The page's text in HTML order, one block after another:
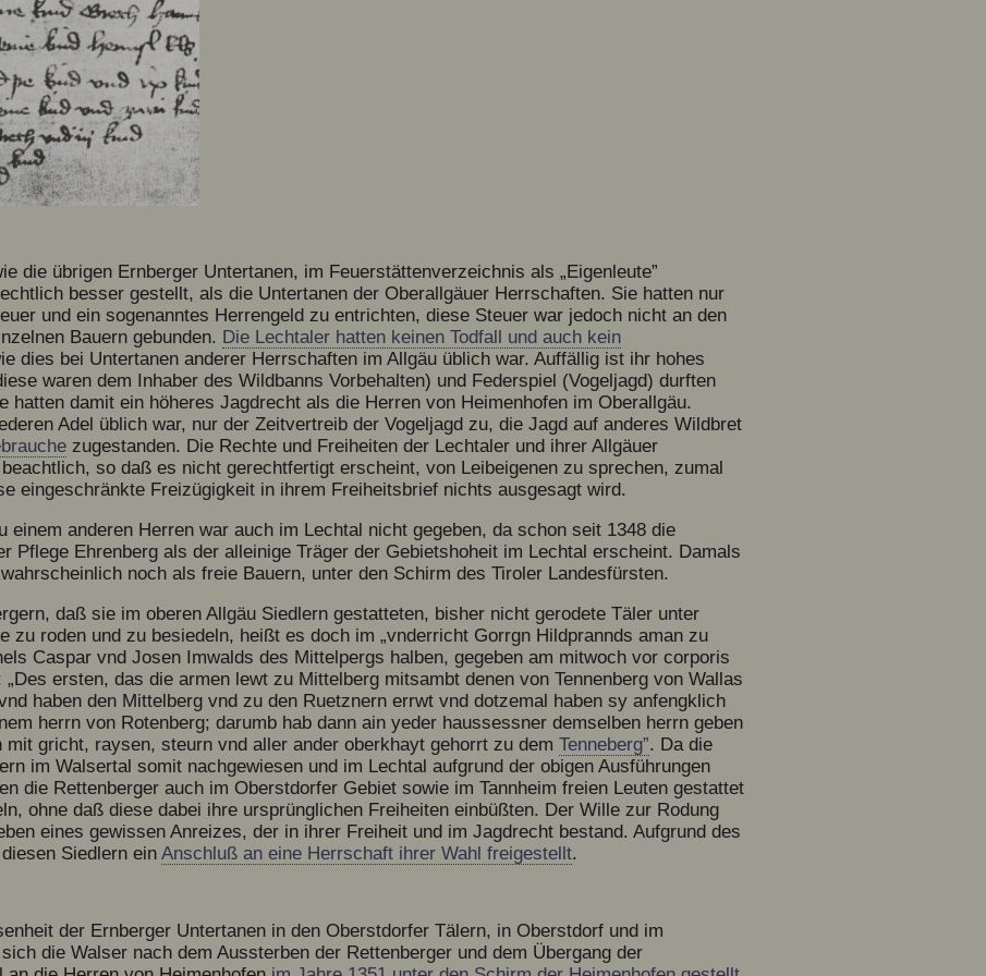
die übrigen Ernberger Untertanen, im Feuerstättenverzeichnis als „Eigenleute”
besser gestellt, als die Untertanen der Oberallgäuer Herrschaften. Sie hatten nur
und ein sogenanntes Herrengeld zu entrichten, diese Steuer war jedoch nicht an den
Bauern gebunden. Die Lechtaler hatten keinen Todfall und auch kein
dies bei Untertanen anderer Herrschaften im Allgäu üblich war. Auffällig ist ihr hohes
waren dem Inhaber des Wildbanns Vorbehalten) und Federspiel (Vogeljagd) durften
hatten damit ein höheres Jagdrecht als die Herren von Heimenhofen im Oberallgäu.
Adel üblich war, nur der Zeitvertreib der Vogeljagd zu, die Jagd auf anderes Wildbret
zugestanden. Die Rechte und Freiheiten der Lechtaler und ihrer Allgäuer
so daß es nicht gerechtfertigt erscheint, von Leibeigenen zu sprechen, zumal
eingeschränkte Freizügigkeit in ihrem Freiheitsbrief nichts ausgesagt wird.
einem anderen Herren war auch im Lechtal nicht gegeben, da schon seit 1348 die
Pflege Ehrenberg als der alleinige Träger der Gebietshoheit im Lechtal erscheint. Damals
noch als freie Bauern, unter den Schirm des Tiroler Landesfürsten.
daß sie im oberen Allgäu Siedlern gestatteten, bisher nicht gerodete Täler unter
zu roden und zu besiedeln, heißt es doch im „vnderricht Gorrgn Hildprannds aman zu
Caspar vnd Josen Imwalds des Mittelpergs halben, gegeben am mitwoch vor corporis
ersten, das die armen lewt zu Mittelberg mitsambt denen von Tennenberg von Wallas
haben den Mittelberg vnd zu den Ruetznern errwt vnd dotzemal haben sy anfengklich
herrn von Rotenberg; darumb hab dann ain yeder haussessner demselben herrn geben
gricht, raysen, steurn vnd aller ander oberkhayt gehorrt zu dem Tenneberg”. Da die
im Walsertal somit nachgewiesen und im Lechtal aufgrund der obigen Ausführungen
die Rettenberger auch im Oberstdorfer Gebiet sowie im Tannheim freien Leuten gestattet
ohne daß diese dabei ihre ursprünglichen Freiheiten einbüßten. Der Wille zur Rodung
eines gewissen Anreizes, der in ihrer Freiheit und im Jagdrecht bestand. Aufgrund des
Siedlern ein Anschluß an eine Herrschaft ihrer Wahl freigestellt.
der Ernberger Untertanen in den Oberstdorfer Tälern, in Oberstdorf und im
die Walser nach dem Aussterben der Rettenberger und dem Übergang der